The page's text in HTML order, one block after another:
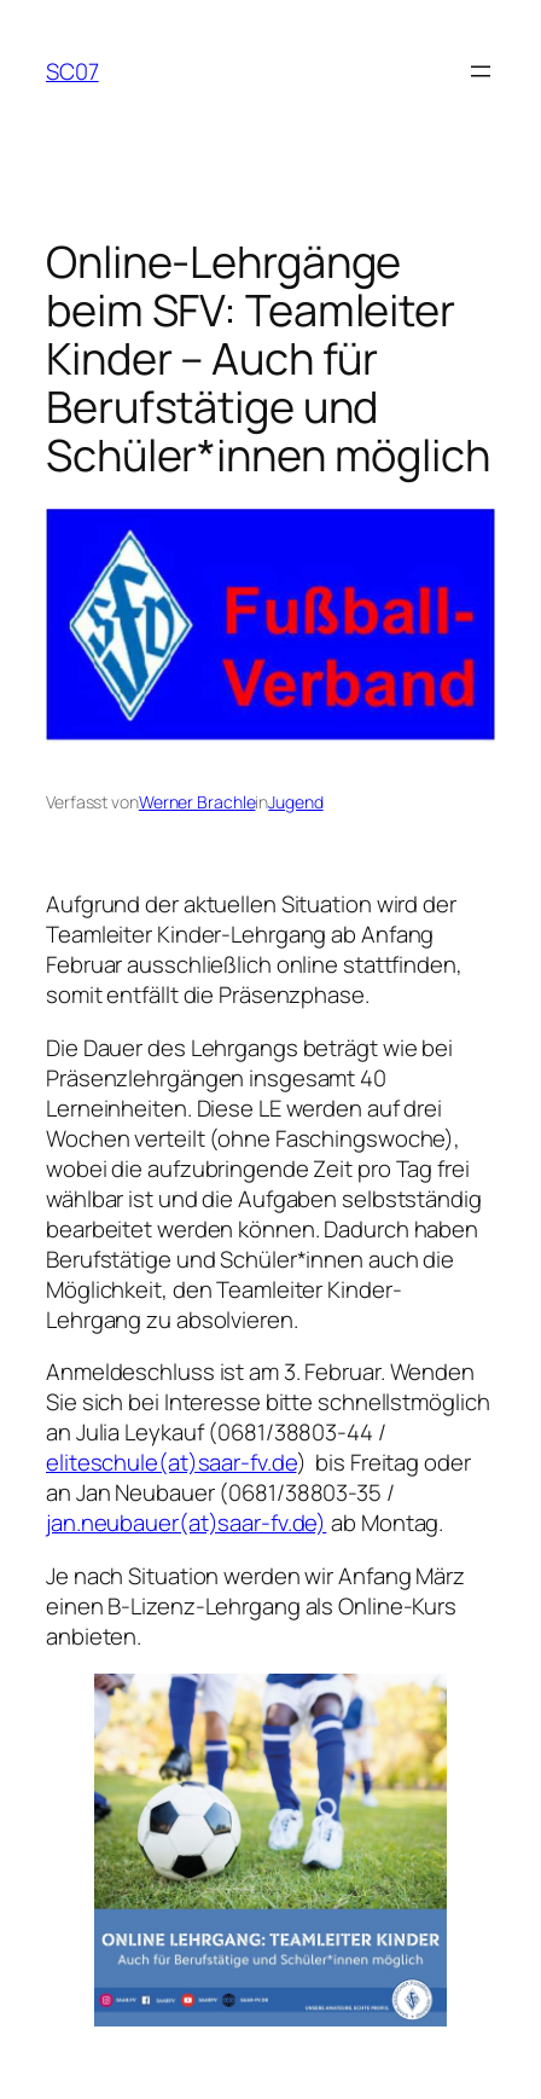
springen
SC07
Online-Lehrgänge
beim SFV: Teamleiter
Kinder – Auch für
Berufstätige und
Schüler*innen möglich
Verfasst vonWerner BrachleinJugend
Aufgrund der aktuellen Situation wird der
Teamleiter Kinder-Lehrgang ab Anfang
Februar ausschließlich online stattfinden,
somit entfällt die Präsenzphase.
Die Dauer des Lehrgangs beträgt wie bei
Präsenzlehrgängen insgesamt 40
Lerneinheiten. Diese LE werden auf drei
Wochen verteilt (ohne Faschingswoche),
wobei die aufzubringende Zeit pro Tag frei
wählbar ist und die Aufgaben selbstständig
bearbeitet werden können. Dadurch haben
Berufstätige und Schüler*innen auch die
Möglichkeit, den Teamleiter Kinder-
Lehrgang zu absolvieren.
Anmeldeschluss ist am 3. Februar. Wenden
Sie sich bei Interesse bitte schnellstmöglich
an Julia Leykauf (0681/38803-44 /
eliteschule(at)saar-fv.de) bis Freitag oder
an Jan Neubauer (0681/38803-35 /
jan.neubauer(at)saar-fv.de) ab Montag.
Je nach Situation werden wir Anfang März
einen B-Lizenz-Lehrgang als Online-Kurs
anbieten.